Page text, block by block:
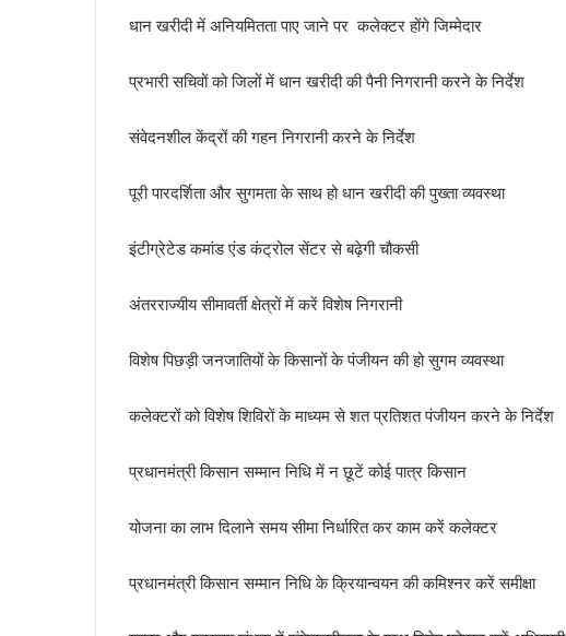
धान खरीदी में अनियमितता पाए जाने पर कलेक्टर होंगे जिम्मेदार
प्रभारी सचिवों को जिलों में धान खरीदी की पैनी निगरानी करने के निर्देश
संवेदनशील केंद्रों की गहन निगरानी करने के निर्देश
पूरी पारदर्शिता और सुगमता के साथ हो धान खरीदी की पुख्ता व्यवस्था
इंटीग्रेटेड कमांड एंड कंट्रोल सेंटर से बढ़ेगी चौकसी
अंतरराज्यीय सीमावर्ती क्षेत्रों में करें विशेष निगरानी
विशेष पिछड़ी जनजातियों के किसानों के पंजीयन की हो सुगम व्यवस्था
कलेक्टरों को विशेष शिविरों के माध्यम से शत प्रतिशत पंजीयन करने के निर्देश
प्रधानमंत्री किसान सम्मान निधि में न छूटें कोई पात्र किसान
योजना का लाभ दिलाने समय सीमा निर्धारित कर काम करें कलेक्टर
प्रधानमंत्री किसान सम्मान निधि के क्रियान्वयन की कमिश्नर करें समीक्षा